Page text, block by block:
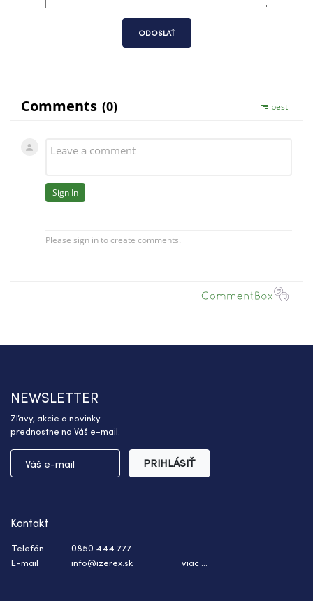
ODOSLAŤ
NEWSLETTER
Zľavy, akcie a novinky
prednostne na Váš e-mail.
PRIHLÁSIŤ
Kontakt
Telefón
0850 444 777
E-mail
info@izerex.sk viac ...